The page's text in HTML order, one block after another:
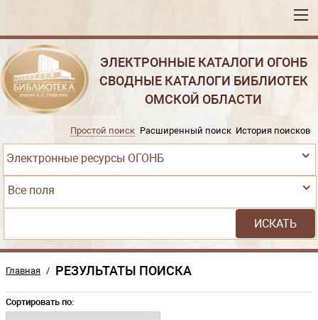
ЭЛЕКТРОННЫЕ КАТАЛОГИ ОГОНБ
СВОДНЫЕ КАТАЛОГИ БИБЛИОТЕК
ОМСКОЙ ОБЛАСТИ
Электронные ресурсы ОГОНБ
Простой поиск Расширенный поиск История поисков
Все поля
Главная / РЕЗУЛЬТАТЫ ПОИСКА
Сортировать по: